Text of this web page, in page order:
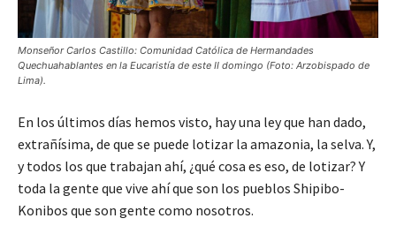
Monseñor Carlos Castillo: Comunidad Católica de Hermandades
Quechuahablantes en la Eucaristía de este II domingo (Foto: Arzobispado de
Lima).
En los últimos días hemos visto, hay una ley que han dado,
extrañísima, de que se puede lotizar la amazonia, la selva. Y,
y todos los que trabajan ahí, ¿qué cosa es eso, de lotizar? Y
toda la gente que vive ahí que son los pueblos Shipibo-
Konibos que son gente como nosotros.